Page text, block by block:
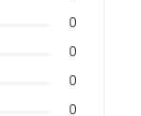
0
0
0
0